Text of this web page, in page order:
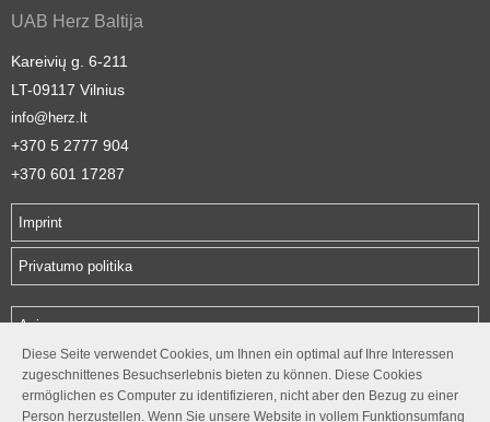
Diese Seite verwendet Cookies, um Ihnen ein optimal auf Ihre Interessen
zugeschnittenes Besuchserlebnis bieten zu können. Diese Cookies
ermöglichen es Computer zu identifizieren, nicht aber den Bezug zu einer
Person herzustellen. Wenn Sie unsere Website in vollem Funktionsumfang
UAB Herz Baltija
Kareivių g. 6-211
LT-09117 Vilnius
info@herz.lt
+370 5 2777 904
+370 601 17287
Imprint
Privatumo politika
Apie mus
Produktai
Katalogai